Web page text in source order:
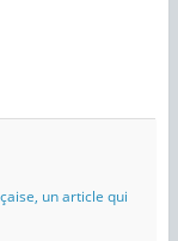
un article qui